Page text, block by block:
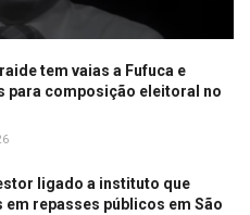
tem vaias a Fufuca e
para composição eleitoral no
ligado a instituto que
em repasses públicos em São